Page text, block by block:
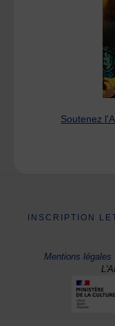
Soutenez
INSCRIPTION
Mentions légales